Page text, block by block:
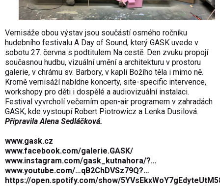
Vernisáže obou výstav jsou součástí osmého ročníku
hudebního festivalu A Day of Sound, který GASK uvede v
sobotu 27. června s podtitulem Na cestě. Den zvuku propojí
současnou hudbu, vizuální umění a architekturu v prostoru
galerie, v chrámu sv. Barbory, v kapli Božího těla i mimo ně.
Kromě vernisáží nabídne koncerty, site-specific intervence,
workshopy pro děti i dospělé a audiovizuální instalaci.
Festival vyvrcholí večerním open-air programem v zahradách
GASK, kde vystoupí Robert Piotrowicz a Lenka Dusilová.
Připravila Alena Sedláčková.
www.gask.cz
www.facebook.com/galerie.GASK/
www.instagram.com/gask_kutnahora/?…
www.youtube.com/…qB2ChDVSz79Q?…
https://open.spotify.com/show/